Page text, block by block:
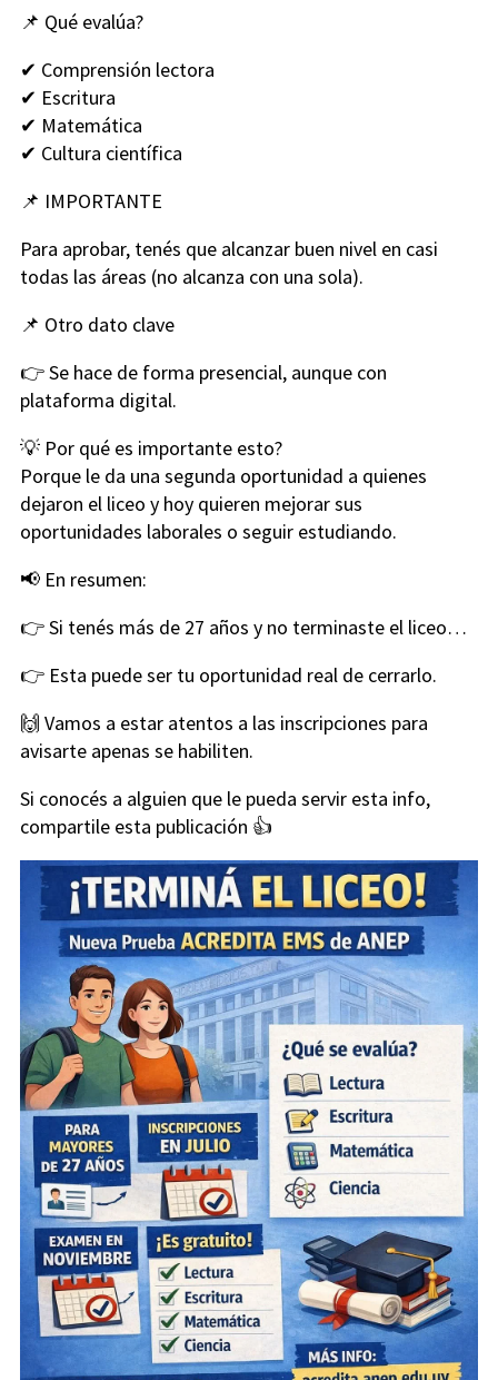
📌 Qué evalúa?
✔ Comprensión lectora
✔ Escritura
✔ Matemática
✔ Cultura científica
📌 IMPORTANTE
Para aprobar, tenés que alcanzar buen nivel en casi
todas las áreas (no alcanza con una sola).
📌 Otro dato clave
👉 Se hace de forma presencial, aunque con
plataforma digital.
💡 Por qué es importante esto?
Porque le da una segunda oportunidad a quienes
dejaron el liceo y hoy quieren mejorar sus
oportunidades laborales o seguir estudiando.
📢 En resumen:
👉 Si tenés más de 27 años y no terminaste el liceo…
👉 Esta puede ser tu oportunidad real de cerrarlo.
🙌 Vamos a estar atentos a las inscripciones para
avisarte apenas se habiliten.
Si conocés a alguien que le pueda servir esta info,
compartile esta publicación 👍